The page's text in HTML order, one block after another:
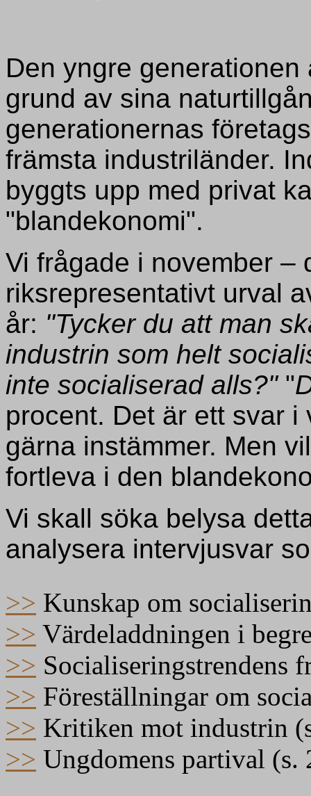
Den yngre
grund av sina
generationernas
främsta industriländer.
byggts upp med privat
"blandekonomi".
Vi frågade i november –
riksrepresentativt urval
år: "Tycker du att man
industrin som helt
inte socialiserad alls?""
procent. Det är ett svar
gärna instämmer. Men
fortleva i den
Vi skall söka belysa
analysera intervjusvar
>> Kunskap om
>> Värdeladdningen i
>> Socialiseringstrendens
>> Föreställningar om
>> Kritiken mot industrin
>> Ungdomens partival (s.